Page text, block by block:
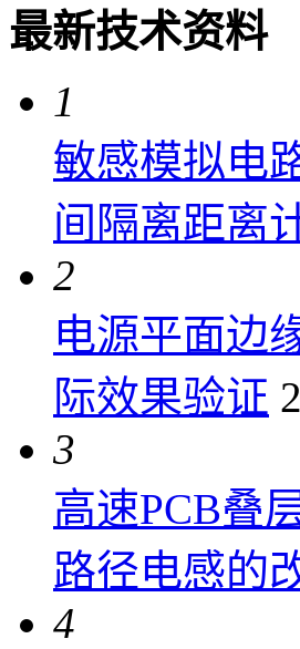
最新技术资料
1
敏感模拟电
间隔离距离
2
电源平面边
际效果验证
3
高速PCB叠
路径电感的
4